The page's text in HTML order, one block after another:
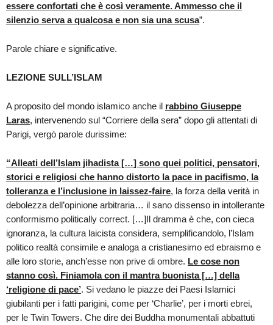
essere confortati che è così veramente. Ammesso che il
silenzio serva a qualcosa e non sia una scusa”.
Parole chiare e significative.
LEZIONE SULL’ISLAM
A proposito del mondo islamico anche il rabbino Giuseppe
Laras, intervenendo sul “Corriere della sera” dopo gli attentati di
Parigi, vergò parole durissime:
“Alleati dell’Islam jihadista […] sono quei politici, pensatori,
storici e religiosi che hanno distorto la pace in pacifismo, la
tolleranza e l’inclusione in laissez-faire, la forza della verità in
debolezza dell’opinione arbitraria… il sano dissenso in intollerante
conformismo politically correct. […]Il dramma è che, con cieca
ignoranza, la cultura laicista considera, semplificandolo, l’Islam
politico realtà consimile e analoga a cristianesimo ed ebraismo e
alle loro storie, anch’esse non prive di ombre. Le cose non
stanno così. Finiamola con il mantra buonista […] della
‘religione di pace’. Si vedano le piazze dei Paesi Islamici
giubilanti per i fatti parigini, come per ‘Charlie’, per i morti ebrei,
per le Twin Towers. Che dire dei Buddha monumentali abbattuti